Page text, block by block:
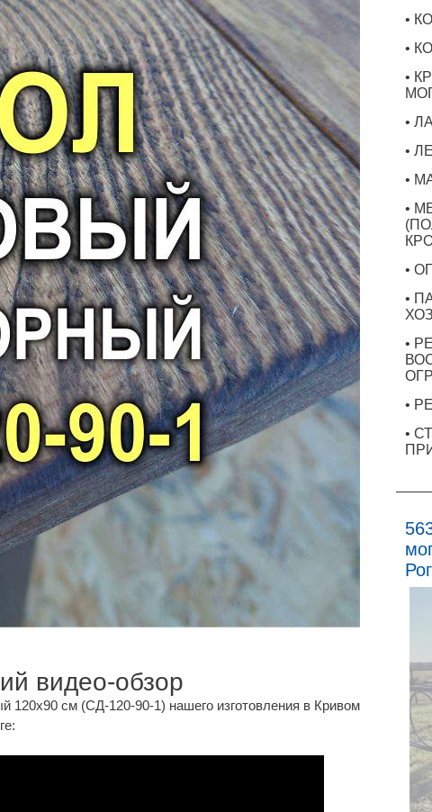
видео-обзор
120x90 см (СД-120-90-1) нашего изготовления в Кривом
•
•
•
•
•
•
•
•
•
•
•
•